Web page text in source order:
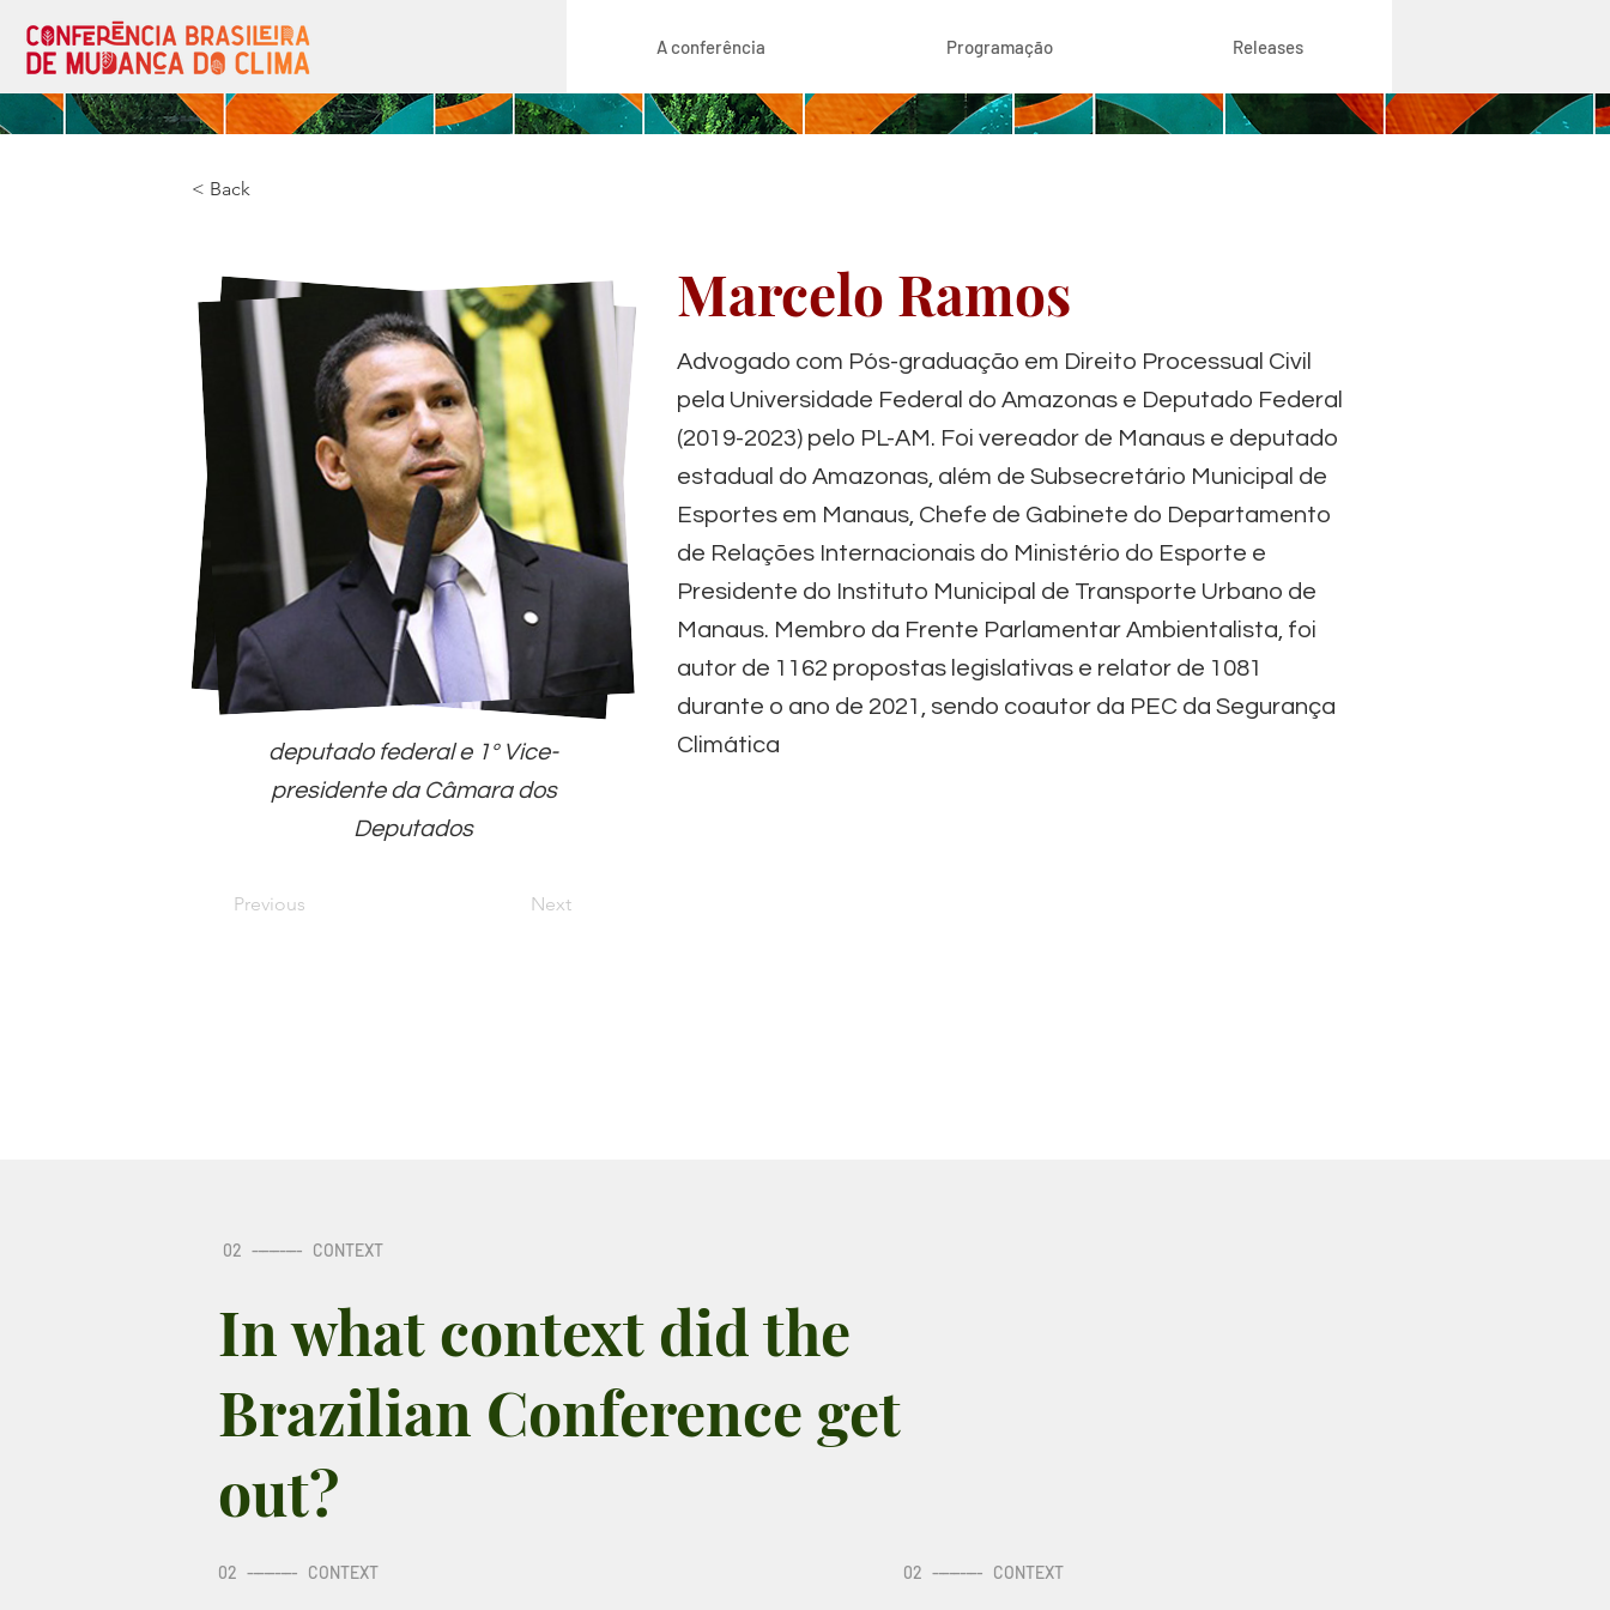
A conferência Programação Releases
< Back
deputado federal e 1º Vice-
presidente da Câmara dos
Deputados
Previous Next
Marcelo Ramos
Advogado com Pós-graduação em Direito Processual Civil
pela Universidade Federal do Amazonas e Deputado Federal
(2019-2023) pelo PL-AM. Foi vereador de Manaus e deputado
estadual do Amazonas, além de Subsecretário Municipal de
Esportes em Manaus, Chefe de Gabinete do Departamento
de Relações Internacionais do Ministério do Esporte e
Presidente do Instituto Municipal de Transporte Urbano de
Manaus. Membro da Frente Parlamentar Ambientalista, foi
autor de 1162 propostas legislativas e relator de 1081
durante o ano de 2021, sendo coautor da PEC da Segurança
Climática
02 --------- CONTEXT
In what context did the
Brazilian Conference get
out?
02 --------- CONTEXT 02 --------- CONTEXT